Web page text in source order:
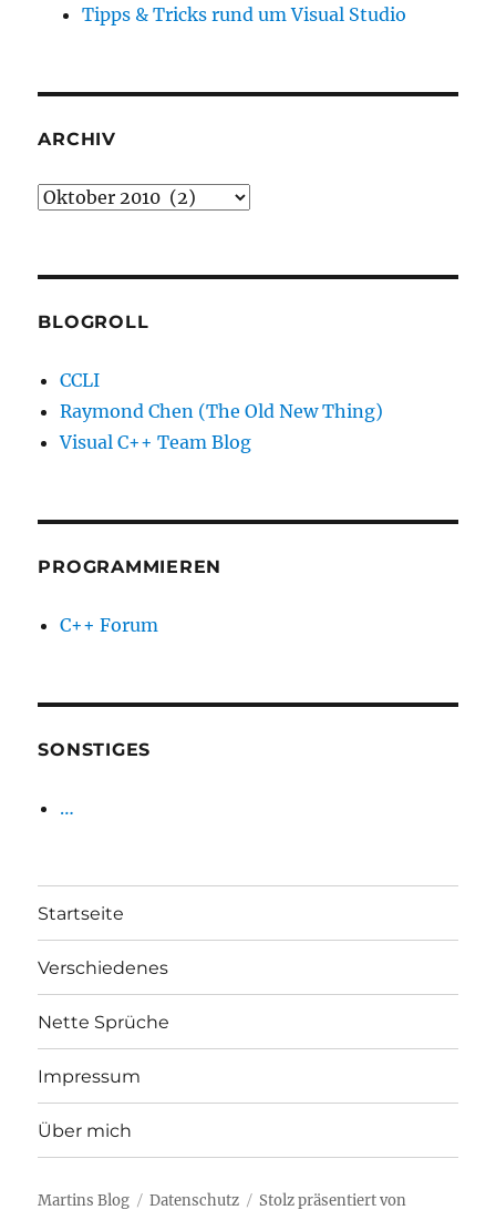
Tipps & Tricks rund um Visual Studio
ARCHIV
Archiv
BLOGROLL
CCLI
Raymond Chen (The Old New Thing)
Visual C++ Team Blog
PROGRAMMIEREN
C++ Forum
SONSTIGES
…
Startseite
Verschiedenes
Nette Sprüche
Impressum
Über mich
Martins Blog Datenschutz Stolz präsentiert von